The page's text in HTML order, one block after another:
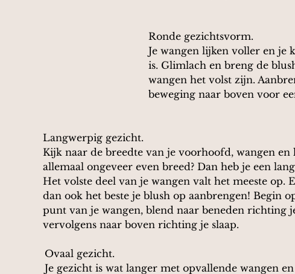
Ronde gezichtsvorm.
Je wangen lijken voller en je
is. Glimlach en breng de
wangen het volst zijn.
beweging naar boven voor
Langwerpig gezicht.
Kijk naar de breedte van je voorhoofd, wangen en
allemaal ongeveer even breed? Dan heb je een
Het volste deel van je wangen valt het meeste op.
dan ook het beste je blush op aanbrengen! Begin
punt van je wangen, blend naar beneden richting
vervolgens naar boven richting je slaap.
Ovaal gezicht.
Je gezicht is wat langer met opvallende wangen